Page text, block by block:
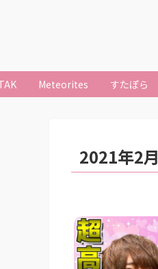
Meteorites すたぽら
2021年2月